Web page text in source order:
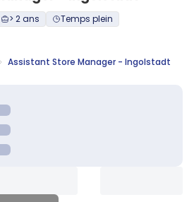
> 2 ans
Temps plein
Assistant Store Manager - Ingolstadt